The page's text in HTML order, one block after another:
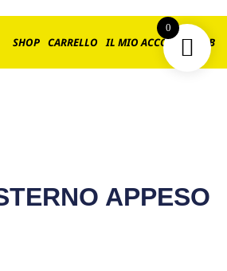
SHOP CARRELLO IL MIO ACCOUNT B2B
APPESO
0